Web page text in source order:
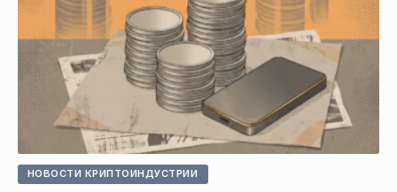
НОВОСТИ КРИПТОИНДУСТРИИ